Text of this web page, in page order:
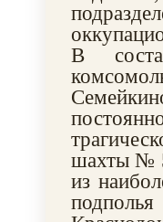
В
шахты №
из